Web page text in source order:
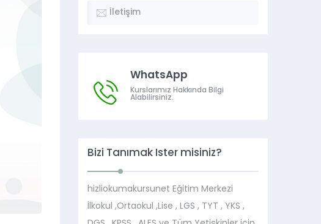
İletişim
WhatsApp
Kurslarımız Hakkında Bilgi
Alabilirsiniz.
Bizi Tanımak İster misiniz?
hizliokumakursunet Eğitim Merkezi
İlkokul ,Ortaokul ,Lise , LGS , TYT , YKS ,